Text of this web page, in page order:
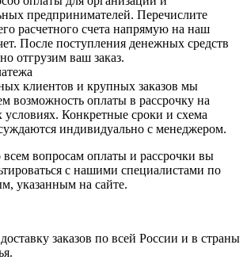
предпринимателей. Перечислите
расчетного счета напрямую на наш
После поступления денежных средств
отгрузим ваш заказ.
клиентов и крупных заказов мы
возможность оплаты в рассрочку на
условиях. Конкретные сроки и схема
индивидуально с менеджером.
вопросам оплаты и рассрочки вы
с нашими специалистами по
указанным на сайте.
заказов по всей России и в страны